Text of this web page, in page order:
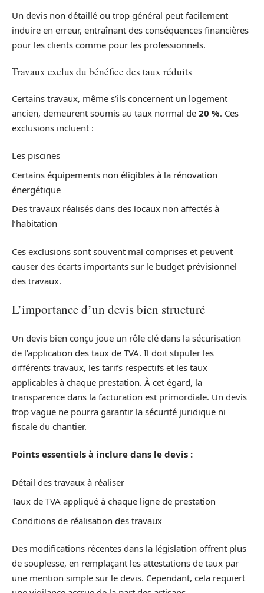
Un devis non détaillé ou trop général peut facilement
induire en erreur, entraînant des conséquences financières
pour les clients comme pour les professionnels.
Travaux exclus du bénéfice des taux réduits
Certains travaux, même s’ils concernent un logement
ancien, demeurent soumis au taux normal de 20 %. Ces
exclusions incluent :
Les piscines
Certains équipements non éligibles à la rénovation
énergétique
Des travaux réalisés dans des locaux non affectés à
l’habitation
Ces exclusions sont souvent mal comprises et peuvent
causer des écarts importants sur le budget prévisionnel
des travaux.
L’importance d’un devis bien structuré
Un devis bien conçu joue un rôle clé dans la sécurisation
de l’application des taux de TVA. Il doit stipuler les
différents travaux, les tarifs respectifs et les taux
applicables à chaque prestation. À cet égard, la
transparence dans la facturation est primordiale. Un devis
trop vague ne pourra garantir la sécurité juridique ni
fiscale du chantier.
Points essentiels à inclure dans le devis :
Détail des travaux à réaliser
Taux de TVA appliqué à chaque ligne de prestation
Conditions de réalisation des travaux
Des modifications récentes dans la législation offrent plus
de souplesse, en remplaçant les attestations de taux par
une mention simple sur le devis. Cependant, cela requiert